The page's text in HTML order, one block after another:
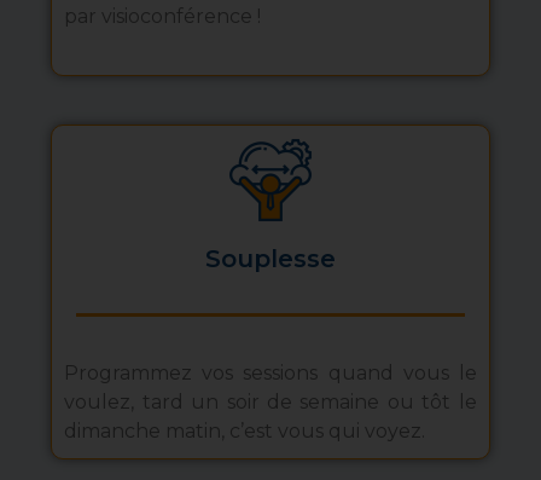
par visioconférence !
Souplesse
Programmez vos sessions quand vous le
voulez, tard un soir de semaine ou tôt le
dimanche matin, c’est vous qui voyez.